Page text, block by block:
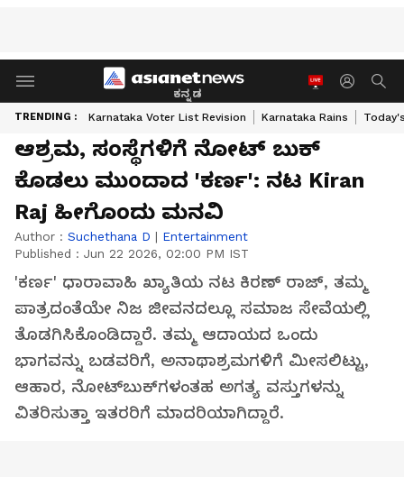
ಕನ್ನಡ
TRENDING : Karnataka Voter List Revision Karnataka Rains
ಆಶ್ರಮ, ಸಂಸ್ಥೆಗಳಿಗೆ ನೋಟ್​ ಬುಕ್​
ಕೊಡಲು ಮುಂದಾದ 'ಕರ್ಣ': ನಟ Kiran
Raj ಹೀಗೊಂದು ಮನವಿ
Author : Suchethana D | Entertainment
Published : Jun 22 2026, 02:00 PM IST
'ಕರ್ಣ' ಧಾರಾವಾಹಿ ಖ್ಯಾತಿಯ ನಟ ಕಿರಣ್ ರಾಜ್, ತಮ್ಮ
ಪಾತ್ರದಂತೆಯೇ ನಿಜ ಜೀವನದಲ್ಲೂ ಸಮಾಜ ಸೇವೆಯಲ್ಲಿ
ತೊಡಗಿಸಿಕೊಂಡಿದ್ದಾರೆ. ತಮ್ಮ ಆದಾಯದ ಒಂದು
ಭಾಗವನ್ನು ಬಡವರಿಗೆ, ಅನಾಥಾಶ್ರಮಗಳಿಗೆ ಮೀಸಲಿಟ್ಟು,
ಆಹಾರ, ನೋಟ್‌ಬುಕ್‌ಗಳಂತಹ ಅಗತ್ಯ ವಸ್ತುಗಳನ್ನು
ವಿತರಿಸುತ್ತಾ ಇತರರಿಗೆ ಮಾದರಿಯಾಗಿದ್ದಾರೆ.